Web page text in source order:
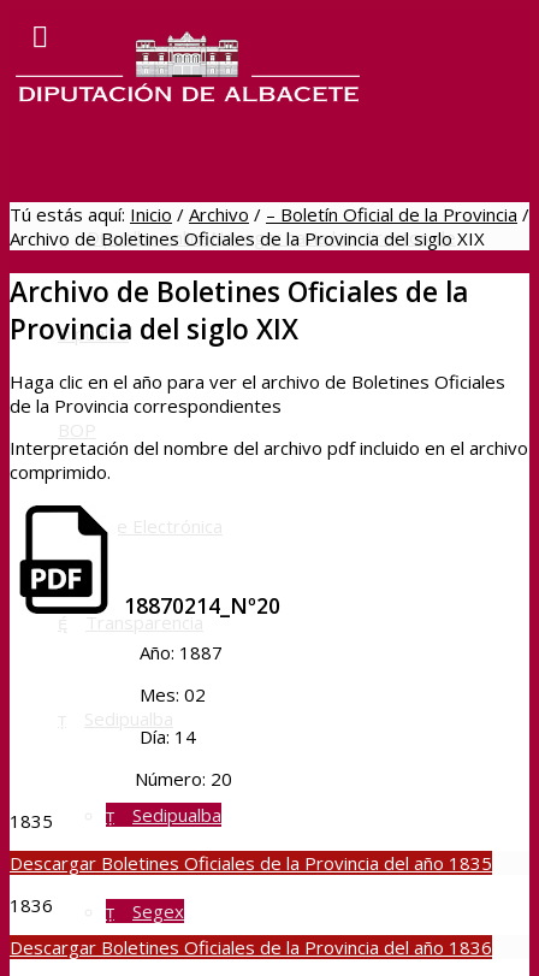
Dipualba onlineNavegar hacia los directos de
Dipualba
Sede Electrónica
Sedipualba
Segex
Tú estás aquí: Inicio / Archivo / – Boletín Oficial de la Provincia /
Archivo de Boletines Oficiales de la Provincia del siglo XIX
Archivo de Boletines Oficiales de la
Provincia del siglo XIX
Haga clic en el año para ver el archivo de Boletines Oficiales
de la Provincia correspondientes
Interpretación del nombre del archivo pdf incluido en el archivo
comprimido.
18870214_Nº20
Año: 1887
Mes: 02
Día: 14
Número: 20
1835
Descargar Boletines Oficiales de la Provincia del año 1835
1836
Descargar Boletines Oficiales de la Provincia del año 1836